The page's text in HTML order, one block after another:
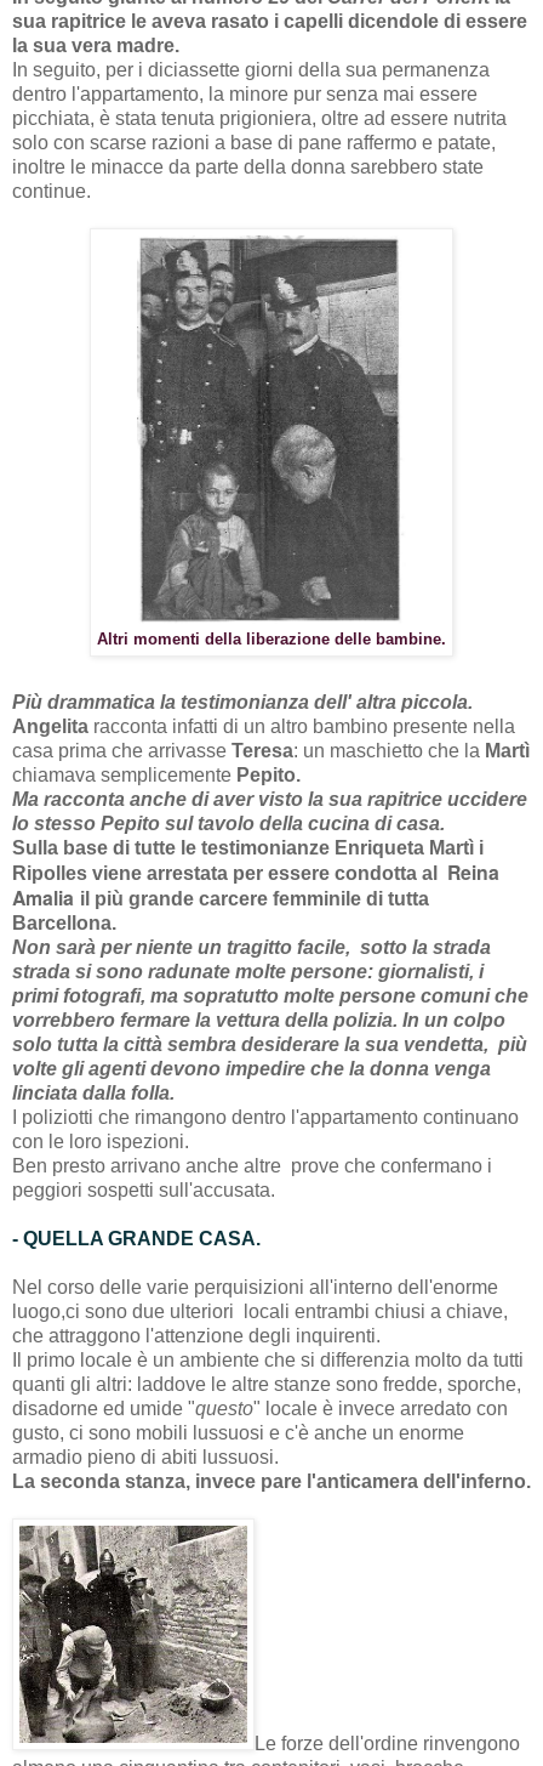
sua rapitrice le aveva rasato i capelli dicendole di essere
la sua vera madre.
In seguito, per i diciassette giorni della sua permanenza
dentro l'appartamento, la minore pur senza mai essere
picchiata, è stata tenuta prigioniera, oltre ad essere nutrita
solo con scarse razioni a base di pane raffermo e patate,
inoltre le minacce da parte della donna sarebbero state
continue.
Altri momenti della liberazione delle bambine.
Più drammatica la testimonianza dell' altra piccola.
Angelita racconta infatti di un altro bambino presente nella
casa prima che arrivasse Teresa: un maschietto che la Martì
chiamava semplicemente Pepito.
Ma racconta anche di aver visto la sua rapitrice uccidere
lo stesso Pepito sul tavolo della cucina di casa.
Sulla base di tutte le testimonianze Enriqueta Martì i
Ripolles viene arrestata per essere condotta al Reina
Amalia il più grande carcere femminile di tutta
Barcellona.
Non sarà per niente un tragitto facile, sotto la strada
strada si sono radunate molte persone: giornalisti, i
primi fotografi, ma sopratutto molte persone comuni che
vorrebbero fermare la vettura della polizia. In un colpo
solo tutta la città sembra desiderare la sua vendetta, più
volte gli agenti devono impedire che la donna venga
linciata dalla folla.
I poliziotti che rimangono dentro l'appartamento continuano
con le loro ispezioni.
Ben presto arrivano anche altre prove che confermano i
peggiori sospetti sull'accusata.
- QUELLA GRANDE CASA.
Nel corso delle varie perquisizioni all'interno dell'enorme
luogo,ci sono due ulteriori locali entrambi chiusi a chiave,
che attraggono l'attenzione degli inquirenti.
Il primo locale è un ambiente che si differenzia molto da tutti
quanti gli altri: laddove le altre stanze sono fredde, sporche,
disadorne ed umide "questo" locale è invece arredato con
gusto, ci sono mobili lussuosi e c'è anche un enorme
armadio pieno di abiti lussuosi.
La seconda stanza, invece pare l'anticamera dell'inferno.
Le forze dell'ordine rinvengono